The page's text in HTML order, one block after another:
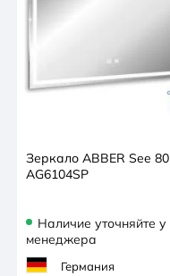
Зеркало ABBER See 80
AG6104SP
Наличие уточняйте у
менеджера
Германия